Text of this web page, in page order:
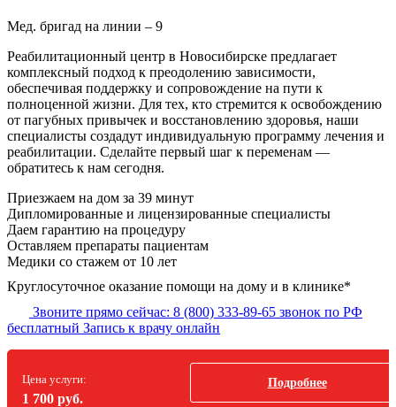
Мед. бригад на линии – 9
Реабилитационный центр в Новосибирске предлагает
комплексный подход к преодолению зависимости,
обеспечивая поддержку и сопровождение на пути к
полноценной жизни. Для тех, кто стремится к освобождению
от пагубных привычек и восстановлению здоровья, наши
специалисты создадут индивидуальную программу лечения и
реабилитации. Сделайте первый шаг к переменам —
обратитесь к нам сегодня.
Приезжаем на дом за 39 минут
Дипломированные и лицензированные специалисты
Даем гарантию на процедуру
Оставляем препараты пациентам
Медики со стажем от 10 лет
Круглосуточное оказание помощи на дому и в клинике*
Звоните прямо сейчас: 8 (800) 333-89-65 звонок по РФ
бесплатный Запись к врачу онлайн
Цена услуги:
1 700 руб.
Подробнее